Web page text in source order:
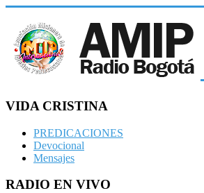
VIDA CRISTINA
PREDICACIONES
Devocional
Mensajes
RADIO EN VIVO